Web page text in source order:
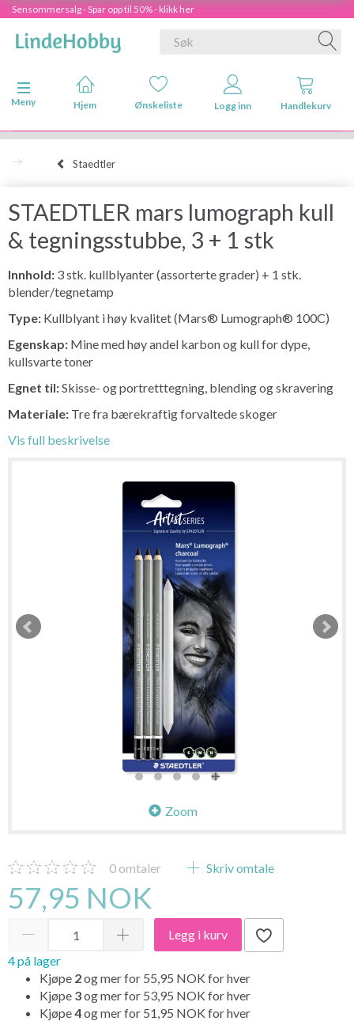
Sensommersalg - Spar opp til 50% - klikk her
Veksle navigasjon
Meny
Hjem Ønskeliste Logg inn Handlekurv
Staedtler
STAEDTLER mars lumograph kull
& tegningsstubbe, 3 + 1 stk
Innhold: 3 stk. kullblyanter (assorterte grader) + 1 stk.
blender/tegnetamp
Type: Kullblyant i høy kvalitet (Mars® Lumograph® 100C)
Egenskap: Mine med høy andel karbon og kull for dype,
kullsvarte toner
Egnet til:Skisse- og portretttegning, blending og skravering
Materiale: Tre fra bærekraftig forvaltede skoger
Vis full beskrivelse
Zoom
0 omtaler Skriv omtale
57,95 NOK
Legg i kurv
4 på lager
Kjøpe 2og mer for 55,95 NOK for hver
Kjøpe 3og mer for 53,95 NOK for hver
Kjøpe4og mer for 51,95 NOK for hver